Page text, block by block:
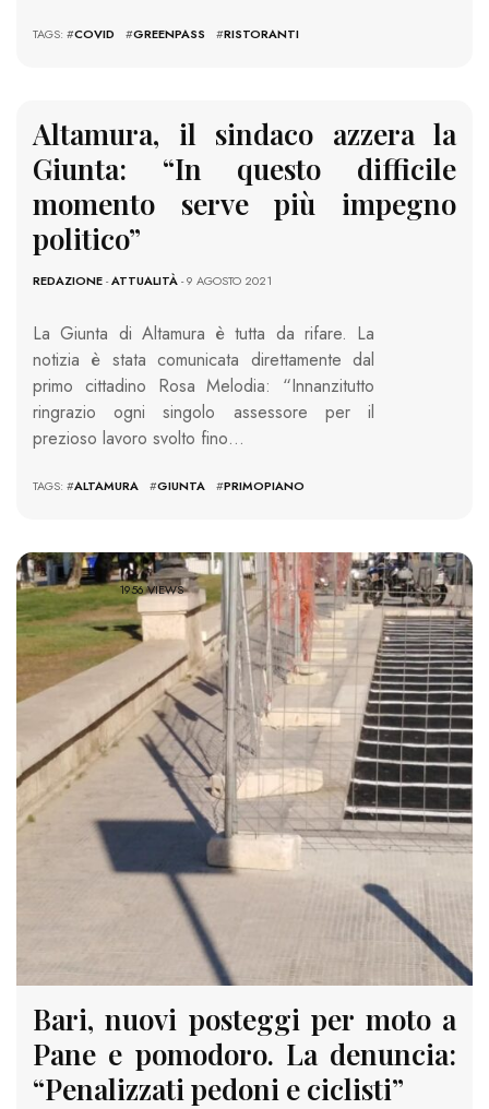
TAGS: #COVID #GREENPASS #RISTORANTI
Altamura, il sindaco azzera la
Giunta: “In questo difficile
momento serve più impegno
politico”
REDAZIONE-ATTUALITÀ- 9 AGOSTO 2021
La Giunta di Altamura è tutta da rifare. La
notizia è stata comunicata direttamente dal
primo cittadino Rosa Melodia: “Innanzitutto
ringrazio ogni singolo assessore per il
prezioso lavoro svolto fino…
TAGS: #ALTAMURA #GIUNTA #PRIMOPIANO
1956 VIEWS
Bari, nuovi posteggi per moto a
Pane e pomodoro. La denuncia:
“Penalizzati pedoni e ciclisti”